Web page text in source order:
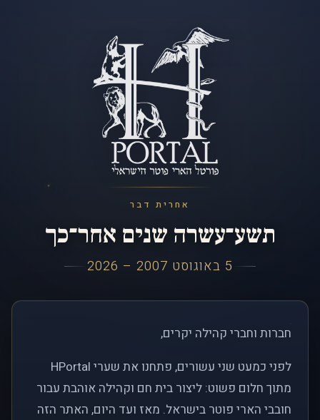
אחרית דבר
תשע־עשרה שנים אחר־כך
5 באוגוסט 2007 – 2026
חברות וחברי קהילה יקרים,
לפני כמעט שני עשורים, פתחנו את שערי HPortal
מתוך חלום פשוט: ליצור בית חם וקהילה אוהבת עבור
חובבי הארי פוטר בישראל. מאז ועד היום, האתר הזה